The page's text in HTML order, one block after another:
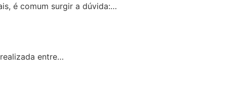
é comum surgir a dúvida:…
entre…